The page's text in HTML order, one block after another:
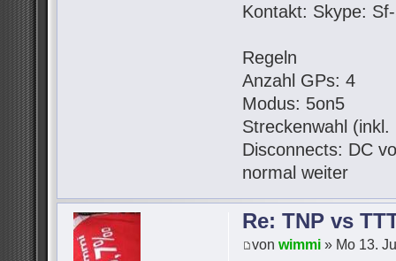
Kontakt: Skype:
Regeln
Anzahl GPs: 4
Modus: 5on5
Streckenwahl
Disconnects: DC
normal weiter
Re: TNP vs
vonwimmi » Mo 13.